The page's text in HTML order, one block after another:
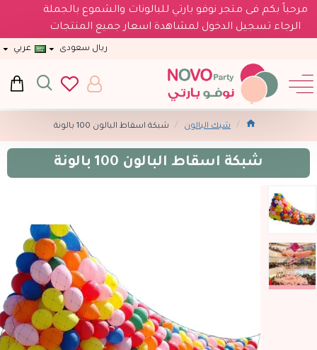
مرحباً بكم فى متجر نوفو بارتي للبالونات والشموع بالجملة
الرجاء تسجيل الدخول لمشاهدة اسعار جميع المنتجات
ريال سعودى عربي
شبك البالون شبكة اسقاط البالون 100 بالونة
شبكة اسقاط البالون 100 بالونة